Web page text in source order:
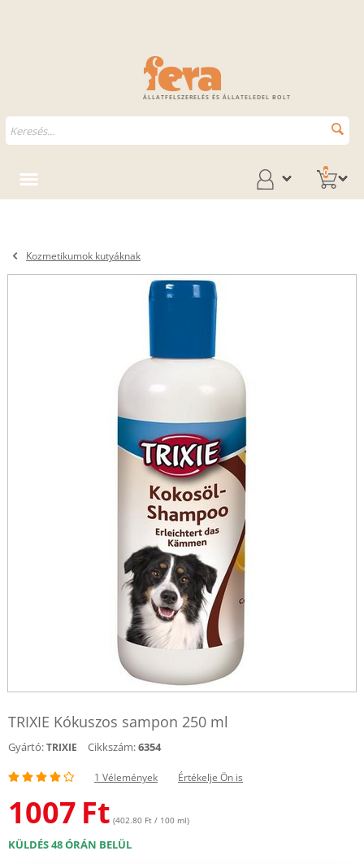
ÁLLATFELSZERELÉS ÉS ÁLLATELEDEL BOLT
0
Kozmetikumok kutyáknak
TRIXIE Kókuszos sampon 250 ml
Gyártó:TRIXIE Cikkszám:6354
1 Vélemények Értékelje Ön is
1007 Ft (402.80 Ft / 100 ml)
KÜLDÉS 48 ÓRÁN BELÜL